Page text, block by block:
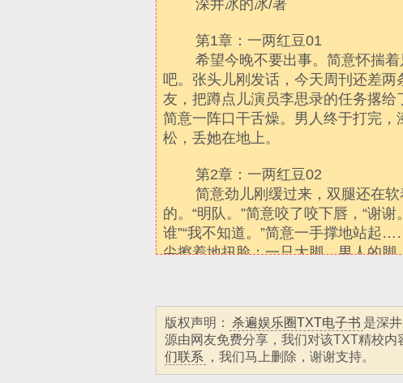
版权声明： 杀遍娱乐圈TXT电子书 是深
源由网友免费分享，我们对该TXT精校
们联系
，我们马上删除，谢谢支持。